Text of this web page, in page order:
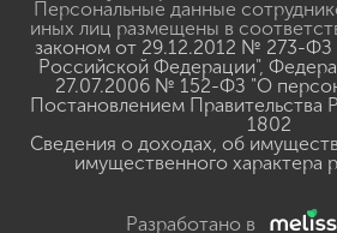
Персональные данные
иных лиц размещены в
законом от 29.12.2012 № 273-ФЗ
Российской Федерации",
27.07.2006 № 152-ФЗ "О
Постановлением
1802
Сведения о доходах, об
имущественного характера
Разработано в